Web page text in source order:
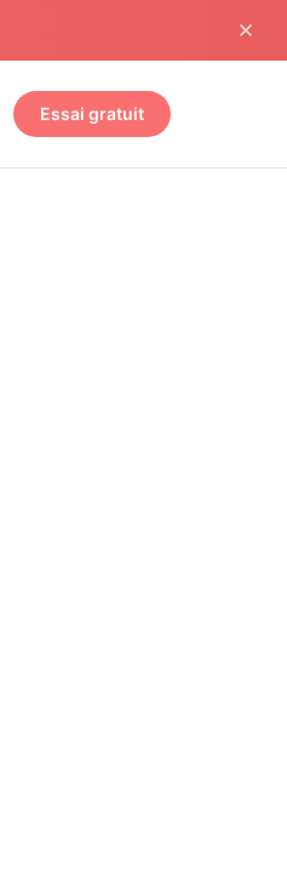
Essai gratuit